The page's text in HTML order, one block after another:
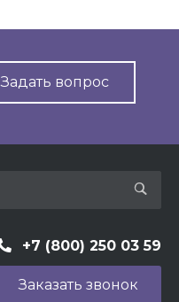
Задать вопрос
+7 (800) 250 03 59
Заказать звонок